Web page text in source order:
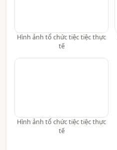
Hình ảnh tổ chức tiệc tiệc thực
tế
Hình ảnh tổ chức tiệc tiệc thực
tế